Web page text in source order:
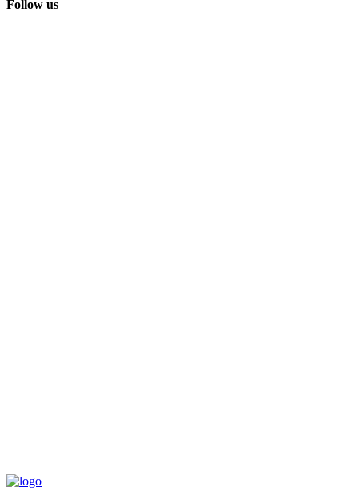
Follow us